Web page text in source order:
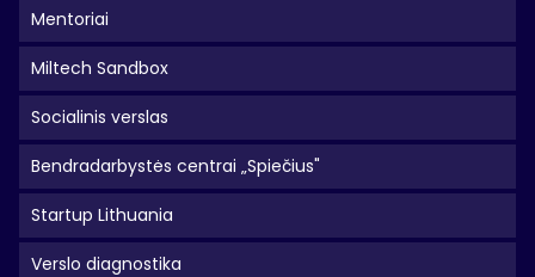
Mentoriai
Miltech Sandbox
Socialinis verslas
Bendradarbystės centrai „Spiečius"
Startup Lithuania
Verslo diagnostika